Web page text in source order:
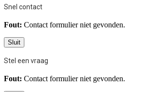
Snel contact
Fout: Contact formulier niet gevonden.
Sluit
Stel een vraag
Fout: Contact formulier niet gevonden.